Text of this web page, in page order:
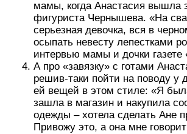
мамы, когда Анастасия вышла
фигуриста Чернышева. «На
серьезная девочка, вся в
осыпать невесту лепестками
интервью мамы и дочки газете
А про «завязку» с готами
решив-таки пойти на поводу у
ей вещей в этом стиле: «Я
зашла в магазин и накупила
одежды – хотела сделать Ане
Привожу это, а она мне